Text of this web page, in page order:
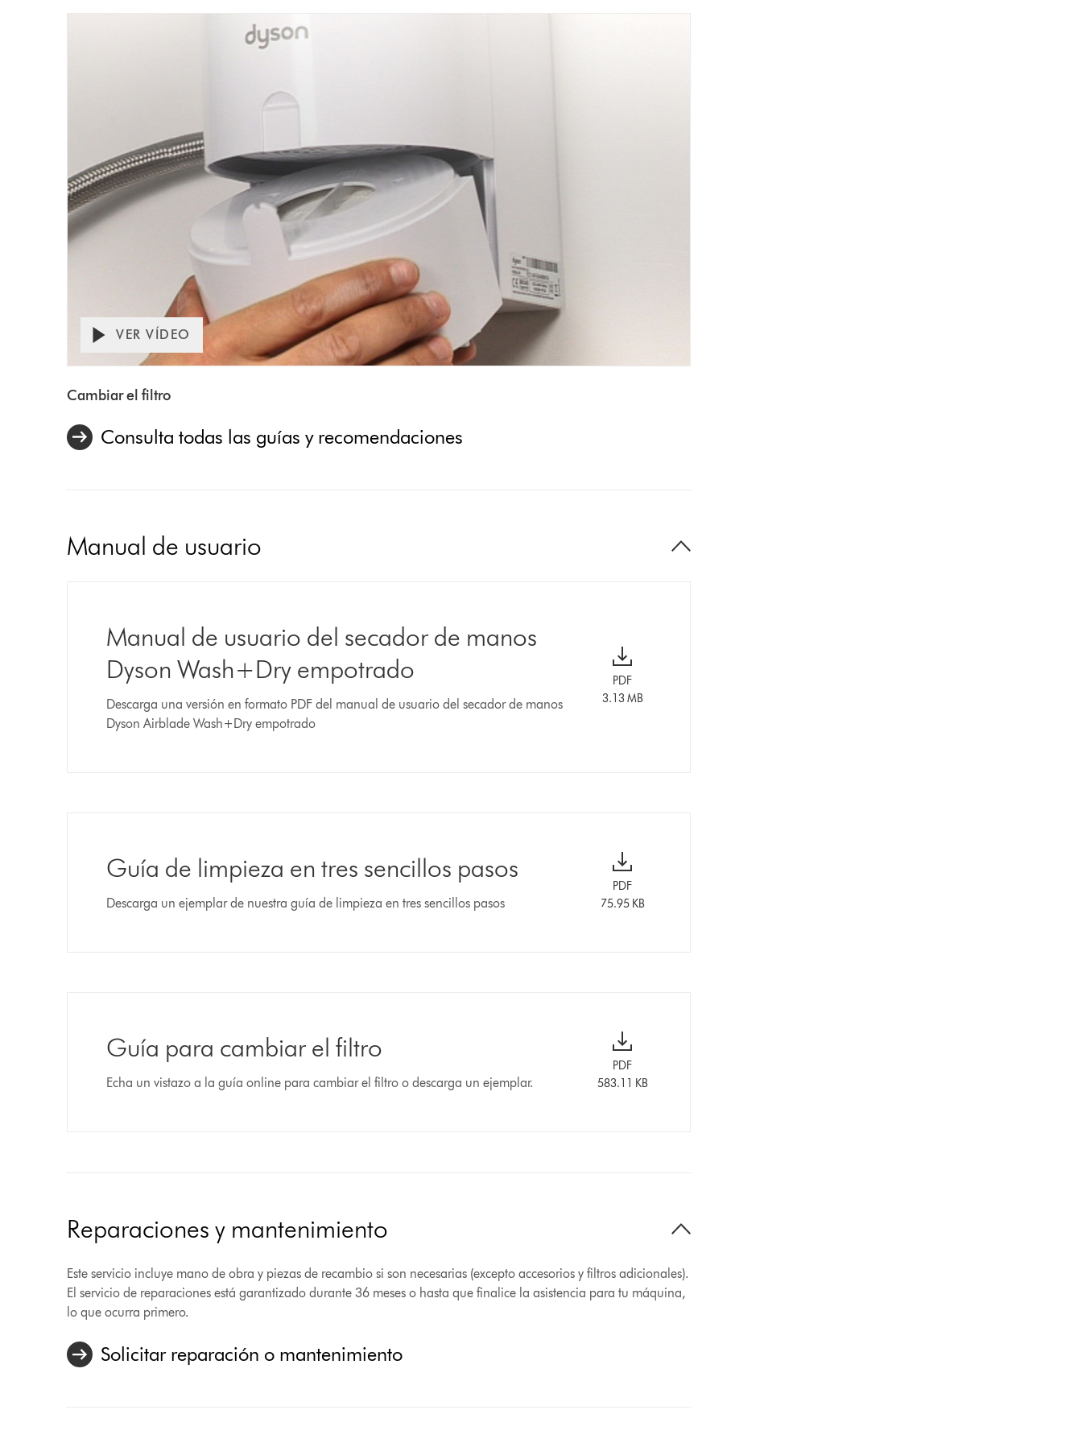
Transcript
Abrir
transcripción
vídeo
VER VÍDEO
Cambiar el filtro
Consulta todas las guías y recomendaciones
Manual de usuario
Manual de usuario del secador de manos
Dyson Wash+Dry empotrado
Descarga una versión en formato PDF del manual de usuario del secador de manos
Dyson Airblade Wash+Dry empotrado
PDF
3.13 MB
Guía de limpieza en tres sencillos pasos
Descarga un ejemplar de nuestra guía de limpieza en tres sencillos pasos
PDF
75.95 KB
Guía para cambiar el filtro
Echa un vistazo a la guía online para cambiar el filtro o descarga un ejemplar.
PDF
583.11 KB
Reparaciones y mantenimiento
Este servicio incluye mano de obra y piezas de recambio si son necesarias (excepto accesorios y filtros adicionales).
El servicio de reparaciones está garantizado durante 36 meses o hasta que finalice la asistencia para tu máquina,
lo que ocurra primero.
Solicitar reparación o mantenimiento